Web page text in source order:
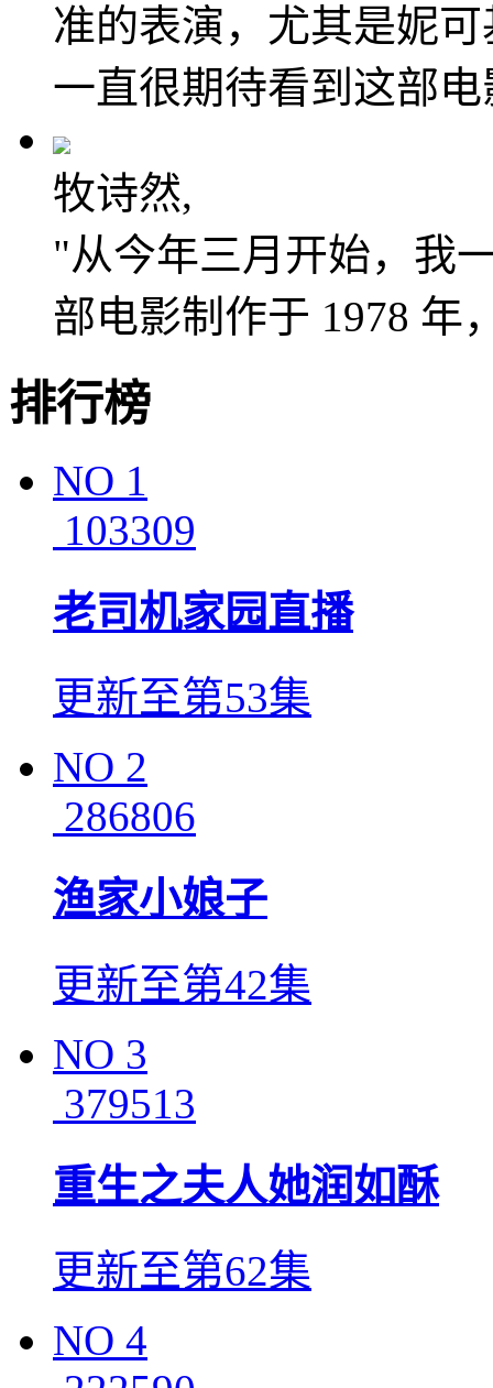
准的表演，尤其是妮
一直很期待看到这部电
牧诗然,
"从今年三月开始，我
部电影制作于 1978 年
排行榜
NO 1
103309
老司机家园直播
更新至第53集
NO 2
286806
渔家小娘子
更新至第42集
NO 3
379513
重生之夫人她润如酥
更新至第62集
NO 4